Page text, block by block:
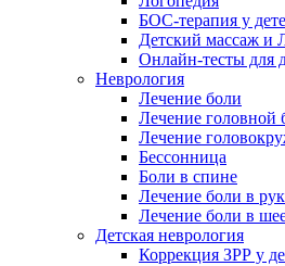
БОС-терапия у
Детский массаж
Онлайн-тесты для
Неврология
Лечение боли
Лечение головной
Лечение
Бессонница
Боли в спине
Лечение боли в
Лечение боли в
Детская неврология
Коррекция ЗРР у